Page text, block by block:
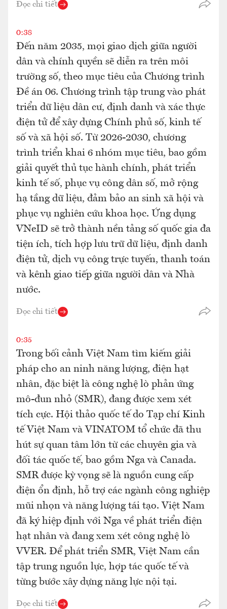
Đọc chi tiết
0:38
Đến năm 2035, mọi giao dịch giữa người
dân và chính quyền sẽ diễn ra trên môi
trường số, theo mục tiêu của Chương trình
Đề án 06. Chương trình tập trung vào phát
triển dữ liệu dân cư, định danh và xác thực
điện tử để xây dựng Chính phủ số, kinh tế
số và xã hội số. Từ 2026-2030, chương
trình triển khai 6 nhóm mục tiêu, bao gồm
giải quyết thủ tục hành chính, phát triển
kinh tế số, phục vụ công dân số, mở rộng
hạ tầng dữ liệu, đảm bảo an sinh xã hội và
phục vụ nghiên cứu khoa học. Ứng dụng
VNeID sẽ trở thành nền tảng số quốc gia đa
tiện ích, tích hợp lưu trữ dữ liệu, định danh
điện tử, dịch vụ công trực tuyến, thanh toán
và kênh giao tiếp giữa người dân và Nhà
nước.
Đọc chi tiết
0:35
Trong bối cảnh Việt Nam tìm kiếm giải
pháp cho an ninh năng lượng, điện hạt
nhân, đặc biệt là công nghệ lò phản ứng
mô-đun nhỏ (SMR), đang được xem xét
tích cực. Hội thảo quốc tế do Tạp chí Kinh
tế Việt Nam và VINATOM tổ chức đã thu
hút sự quan tâm lớn từ các chuyên gia và
đối tác quốc tế, bao gồm Nga và Canada.
SMR được kỳ vọng sẽ là nguồn cung cấp
điện ổn định, hỗ trợ các ngành công nghiệp
mũi nhọn và năng lượng tái tạo. Việt Nam
đã ký hiệp định với Nga về phát triển điện
hạt nhân và đang xem xét công nghệ lò
VVER. Để phát triển SMR, Việt Nam cần
tập trung nguồn lực, hợp tác quốc tế và
từng bước xây dựng năng lực nội tại.
Đọc chi tiết